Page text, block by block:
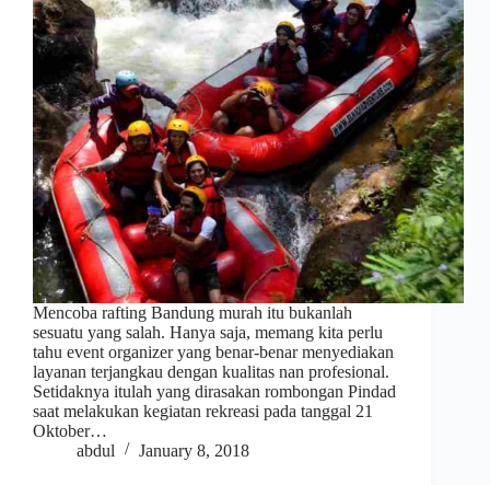
Mencoba rafting Bandung murah itu bukanlah
sesuatu yang salah. Hanya saja, memang kita perlu
tahu event organizer yang benar-benar menyediakan
layanan terjangkau dengan kualitas nan profesional.
Setidaknya itulah yang dirasakan rombongan Pindad
saat melakukan kegiatan rekreasi pada tanggal 21
Oktober…
abdul
January 8, 2018